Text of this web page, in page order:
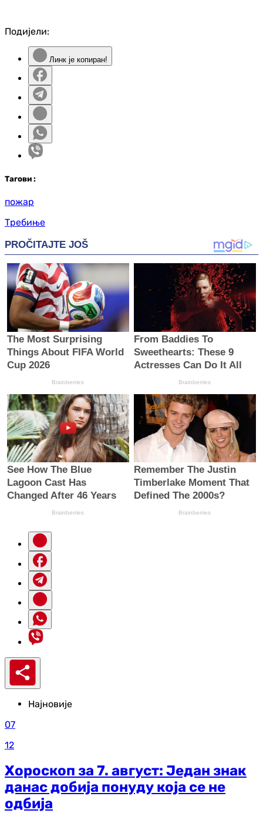
Подијели:
Линк је копиран!
Тагови :
пожар
Требиње
Најновије
07
12
Хороскоп за 7. август: Један знак
данас добија понуду која се не
одбија